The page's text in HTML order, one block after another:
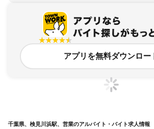
アプリを無料ダウンロー
千葉県、検見川浜駅、営業のアルバイト・バイト求人情報